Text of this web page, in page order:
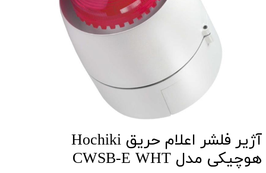
آژیر فلشر اعلام حریق Hochiki
هوچیکی مدل CWSB-E WHT